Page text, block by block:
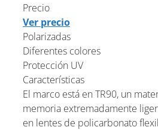
Precio
Ver precio
Polarizadas
Diferentes colores
Protección UV
Características
El marco está en TR90, un
memoria extremadamente
en lentes de policarbonato